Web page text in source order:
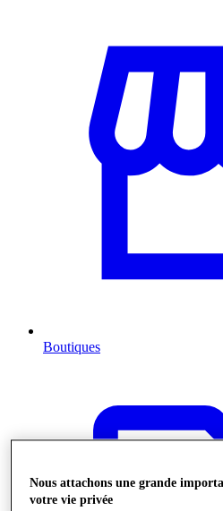
Boutiques
Nous attachons une grande
votre vie privée